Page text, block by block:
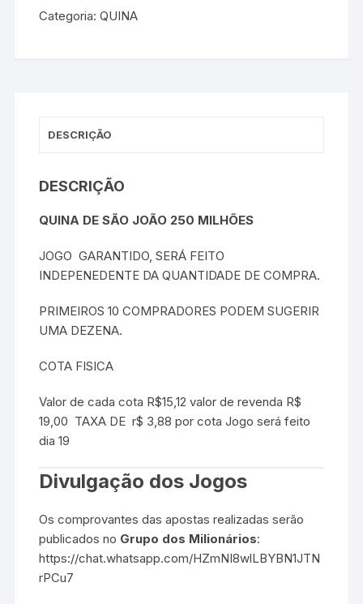
Categoria:QUINA
DESCRIÇÃO
DESCRIÇÃO
QUINA DE SÃO JOÃO 250 MILHÕES
JOGO GARANTIDO, SERÁ FEITO
INDEPENEDENTE DA QUANTIDADE DE COMPRA.
PRIMEIROS 10 COMPRADORES PODEM SUGERIR
UMA DEZENA.
COTA FISICA
Valor de cada cota R$15,12 valor de revenda R$
19,00 TAXA DE r$ 3,88 por cota Jogo será feito
dia 19
Divulgação dos Jogos
Os comprovantes das apostas realizadas serão
publicados no Grupo dos Milionários:
https://chat.whatsapp.com/HZmNI8wlLBYBN1JTN
rPCu7